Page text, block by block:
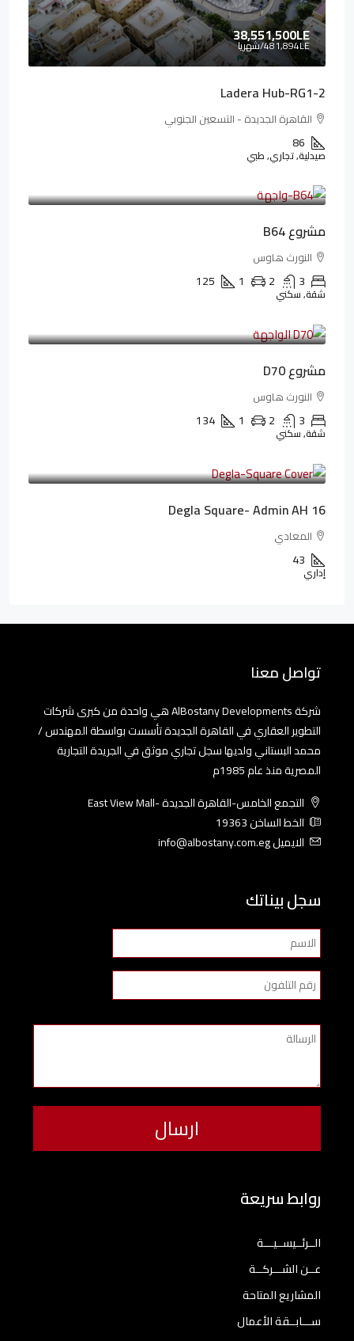
38,551,500LE
481,894LE/شهريا
Ladera Hub-RG1-2
القاهرة الجديدة - التسعين الجنوبي
86
صيدلية, تجاري, طبي
مشروع B64
النورث هاوس
3
2
1
125
شقة, سكني
مشروع D70
النورث هاوس
3
2
1
134
شقة, سكني
Degla Square- Admin AH 16
المعادي
43
إداري
تواصل معنا
شركة AlBostany Developments هي واحدة من كبرى شركات
التطوير العقاري في القاهرة الجديدة تأسست بواسطة المهندس /
محمد البستاني ولديها سجل تجاري موثق في الجريدة التجارية
المصرية منذ عام 1985م
التجمع الخامس-القاهرة الجديدة -East View Mall
الخط الساخن 19363
الايميل info@albostany.com.eg
سجل بيناتك
روابط سريعة
الــرئــيســيـــة
عــن الشـــركــة
المشاريع المتاحة
ســـابــقة الأعمال